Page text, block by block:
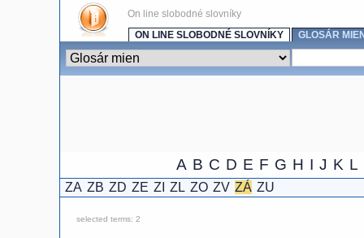
On line slobodné slovníky
ON LINE SLOBODNÉ SLOVNÍKY
GLOSÁR
A B C D E F G H I J K L
ZA ZB ZD ZE ZI ZL ZO ZV ZÁ ZU
selected terms: 2